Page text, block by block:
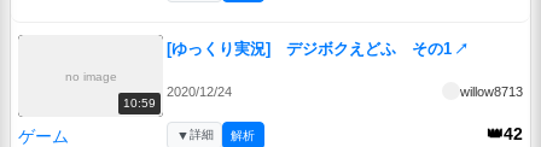
no image
10:59
[ゆっくり実況] デジボクえどふ その1 ↗
2020/12/24 willow8713
ゲーム 👑42
▼詳細 解析